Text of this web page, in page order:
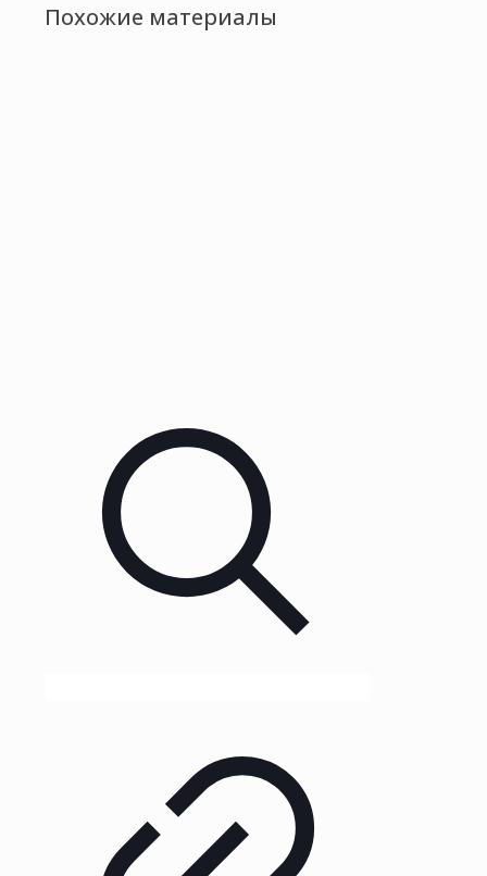
Похожие материалы